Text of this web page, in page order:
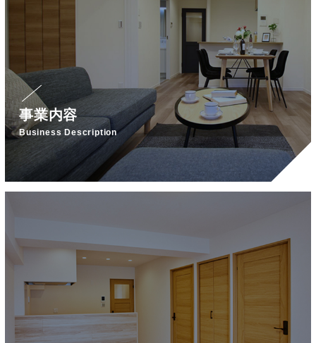
事業内容
Business Description